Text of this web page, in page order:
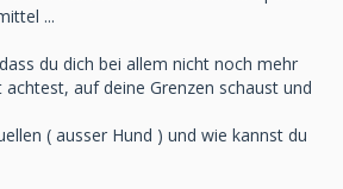
...
du dich bei allem nicht noch mehr
auf deine Grenzen schaust und
( ausser Hund ) und wie kannst du